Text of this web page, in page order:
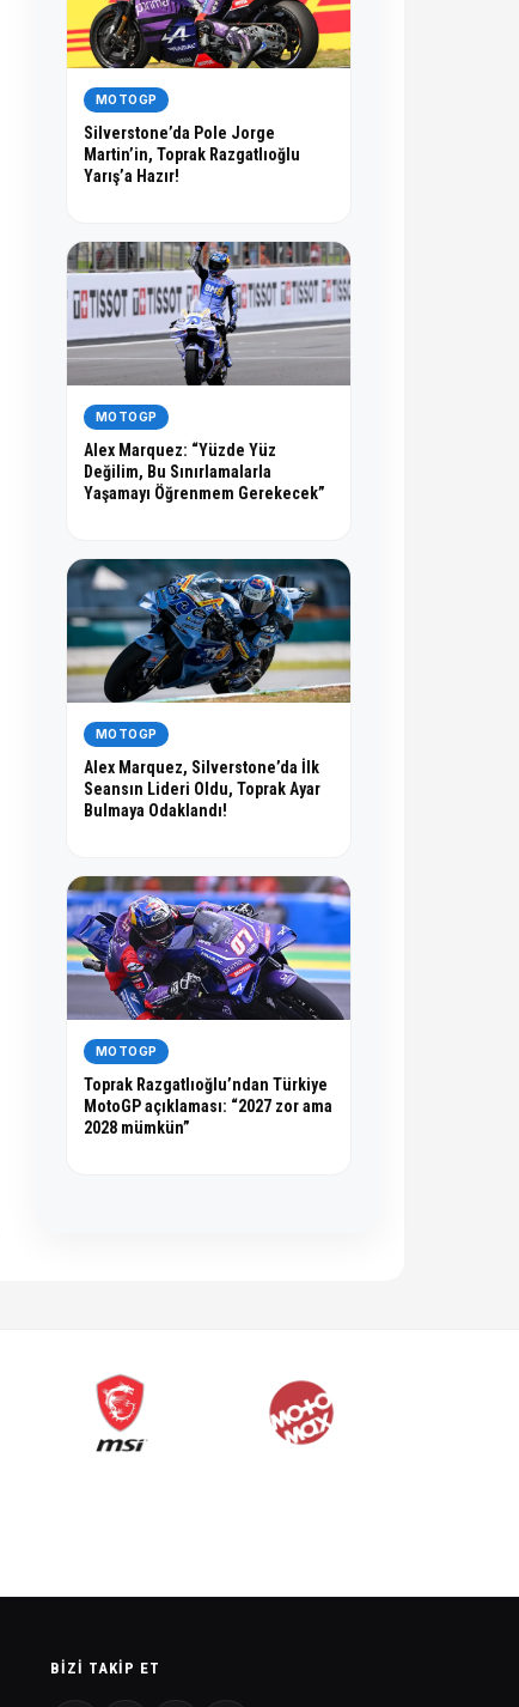
MOTOGP
Silverstone’da Pole Jorge
Martin’in, Toprak Razgatlıoğlu
Yarış’a Hazır!
MOTOGP
Alex Marquez: “Yüzde Yüz
Değilim, Bu Sınırlamalarla
Yaşamayı Öğrenmem Gerekecek”
MOTOGP
Alex Marquez, Silverstone’da İlk
Seansın Lideri Oldu, Toprak Ayar
Bulmaya Odaklandı!
MOTOGP
Toprak Razgatlıoğlu’ndan Türkiye
MotoGP açıklaması: “2027 zor ama
2028 mümkün”
BIZI TAKIP ET